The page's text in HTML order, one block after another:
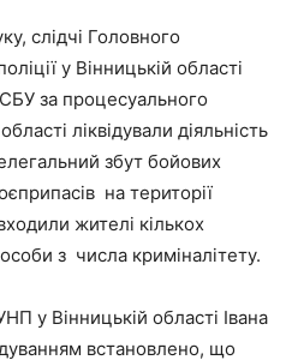
слідчі Головного
у Вінницькій області
за процесуального
ліквідували діяльність
збут бойових
на території
жителі кількох
з числа криміналітету.
у Вінницькій області Івана
встановлено, що